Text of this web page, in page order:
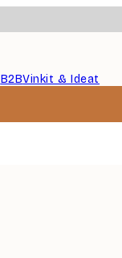
B2BVinkit & Ideat